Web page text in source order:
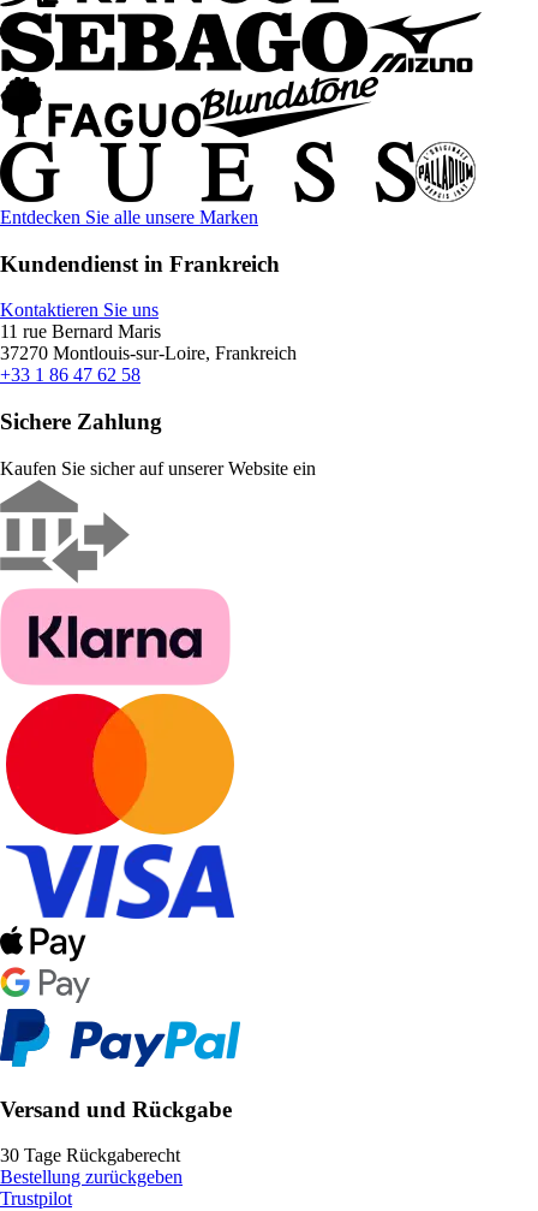
Entdecken Sie alle unsere Marken
Kundendienst in Frankreich
Kontaktieren Sie uns
11 rue Bernard Maris
37270 Montlouis-sur-Loire, Frankreich
+33 1 86 47 62 58
Sichere Zahlung
Kaufen Sie sicher auf unserer Website ein
Versand und Rückgabe
30 Tage Rückgaberecht
Bestellung zurückgeben
Trustpilot